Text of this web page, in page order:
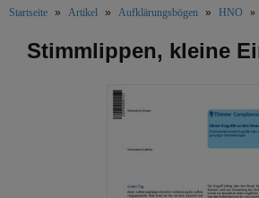
Startseite Artikel Aufklärungsbögen HNO
text.skipToContent
text.skipToNavigation
Stimmlippen, kleine